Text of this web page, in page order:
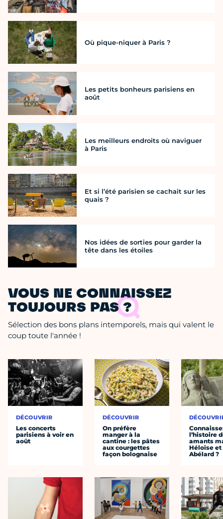
Où pique-niquer à Paris ?
Les petits bonheurs parisiens en
août
Les meilleurs endroits où naviguer
à Paris
Et si l’été parisien se cachait sur les
quais ?
Nos idées de sorties pour garder la
tête dans les étoiles
VOUS NE CONNAISSEZ
TOUJOURS PAS ?
Sélection des bons plans intemporels, mais qui valent le
coup toute l'année !
DÉCOUVRIR
Les concerts
parisiens à voir en
août
DÉCOUVRIR
On préfère
manger à la
cantine : les pâtes
aux courgettes
façon bolognaise
l’histoire
amants
Héloïse et
Abélard ?